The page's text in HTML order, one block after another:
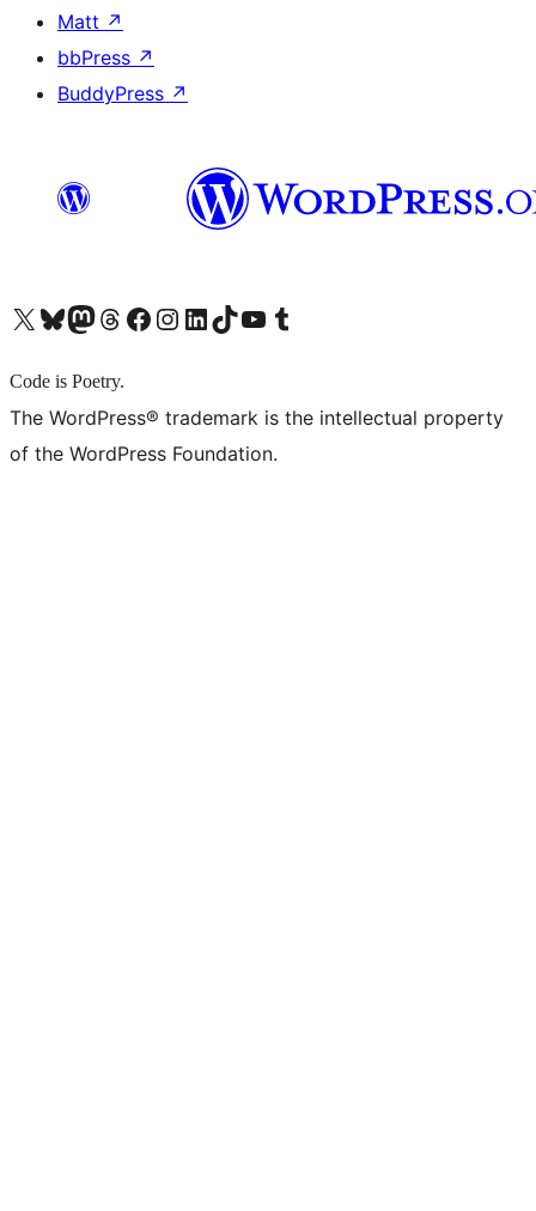
Matt ↗
bbPress ↗
BuddyPress ↗
X (旧 Twitter) アカウントへBluesky アカウントへMastodon アカウントへThreads アカウントへ Facebook ページへInstagram アカウントへ LinkedIn アカウントへTikTok アカウントへYouTube チャンネルへ Tumblr アカウントへ
Code is Poetry.
The WordPress® trademark is the intellectual property
of the WordPress Foundation.